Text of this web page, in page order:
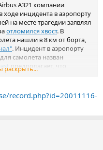
А321 компании
инцидента в аэропорту
на месте трагедии заявлял
отломился хвост. В
нашли в 8 км от борта,
. Инцидент в аэропорту
самолета назван
предполагает, что
не устранить, и
раскрыть...
record.php?id=20011116-